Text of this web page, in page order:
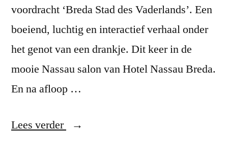
voordracht ‘Breda Stad des Vaderlands’. Een
boeiend, luchtig en interactief verhaal onder
het genot van een drankje. Dit keer in de
mooie Nassau salon van Hotel Nassau Breda.
En na afloop …
Lees verder
“Stand-